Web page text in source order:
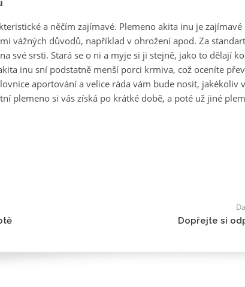
a něčím zajímavé. Plemeno akita inu je zajímavé
vážných důvodů, například v ohrožení apod. Za
své srsti. Stará se o ni a myje si ji stejně, jako to dělají
inu sní podstatně menší porci krmiva, což oceníte
aportování a velice ráda vám bude nosit, jakékoliv
plemeno si vás získá po krátké době, a poté už jiné
Dopřejte si